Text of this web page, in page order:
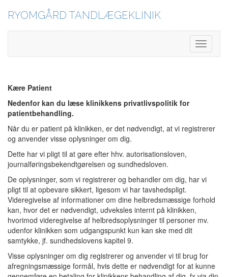
RYOMGÅRD TANDLÆGEKLINIK
Toggle
Kære Patient
Nedenfor kan du læse klinikkens privatlivspolitik for
patientbehandling.
Når du er patient på klinikken, er det nødvendigt, at vi registrerer
og anvender visse oplysninger om dig.
Dette har vi pligt til at gøre efter hhv. autorisationsloven,
journalføringsbekendtgørelsen og sundhedsloven.
De oplysninger, som vi registrerer og behandler om dig, har vi
pligt til at opbevare sikkert, ligesom vi har tavshedspligt.
Videregivelse af informationer om dine helbredsmæssige forhold
kan, hvor det er nødvendigt, udveksles internt på klinikken,
hvorimod videregivelse af helbredsoplysninger til personer mv.
udenfor klinikken som udgangspunkt kun kan ske med dit
samtykke, jf. sundhedslovens kapitel 9.
Visse oplysninger om dig registrerer og anvender vi til brug for
afregningsmæssige formål, hvis dette er nødvendigt for at kunne